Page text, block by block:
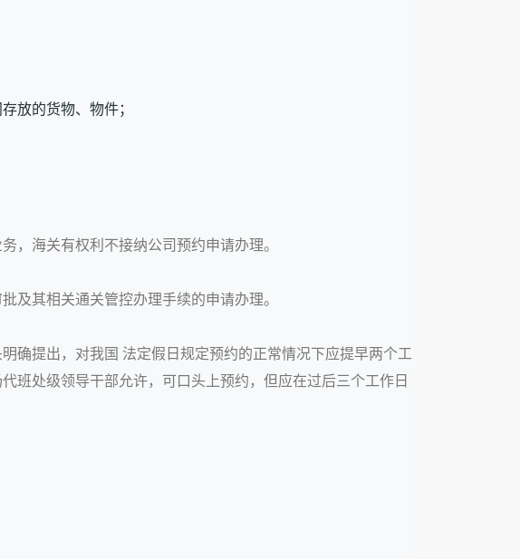
放的货物、物件；
，海关有权利不接纳公司预约申请办理。
及其相关通关管控办理手续的申请办理。
确提出，对我国 法定假日规定预约的正常情况下应提早两个工
班处级领导干部允许，可口头上预约，但应在过后三个工作日